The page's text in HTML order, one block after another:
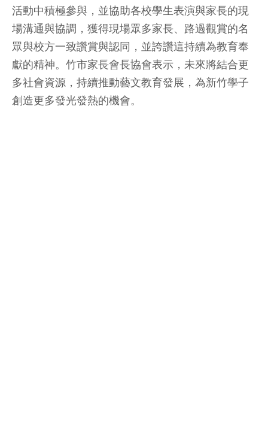
活動中積極參與，並協助各校學生表演與家長的現
場溝通與協調，獲得現場眾多家長、路過觀賞的名
眾與校方一致讚賞與認同，並誇讚這持續為教育奉
獻的精神。竹市家長會長協會表示，未來將結合更
多社會資源，持續推動藝文教育發展，為新竹學子
創造更多發光發熱的機會。